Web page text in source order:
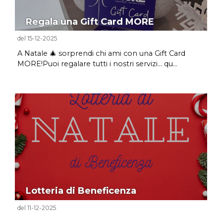
Regala una Gift Card MORE
del 15-12-2025
A Natale 🎄 sorprendi chi ami con una Gift Card
MORE!Puoi regalare tutti i nostri servizi... qu...
Lotteria di Beneficenza
del 11-12-2025